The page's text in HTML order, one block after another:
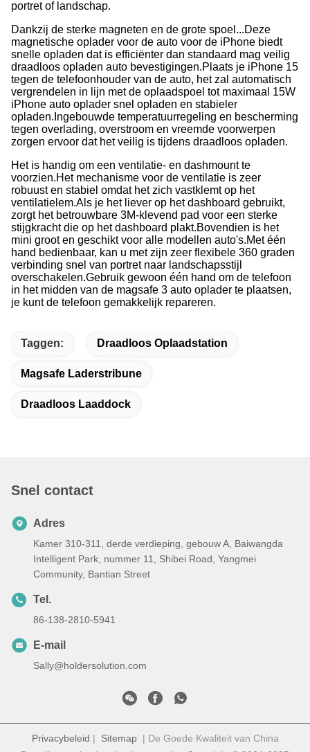
portret of landschap.
Dankzij de sterke magneten en de grote spoel...Deze
magnetische oplader voor de auto voor de iPhone biedt
snelle opladen dat is efficiënter dan standaard mag veilig
draadloos opladen auto bevestigingen.Plaats je iPhone 15
tegen de telefoonhouder van de auto, het zal automatisch
vergrendelen in lijn met de oplaadspoel tot maximaal 15W
iPhone auto oplader snel opladen en stabieler
opladen. Ingebouwde temperatuurregeling en bescherming
tegen overlading, overstroom en vreemde voorwerpen
zorgen ervoor dat het veilig is tijdens draadloos opladen.
Het is handig om een ventilatie- en dashmount te
voorzien.Het mechanisme voor de ventilatie is zeer
robuust en stabiel omdat het zich vastklemt op het
ventilatielem.Als je het liever op het dashboard gebruikt,
zorgt het betrouwbare 3M-klevend pad voor een sterke
stijgkracht die op het dashboard plakt.Bovendien is het
mini groot en geschikt voor alle modellen auto's.Met één
hand bedienbaar, kan u met zijn zeer flexibele 360 graden
verbinding snel van portret naar landschapsstijl
overschakelen.Gebruik gewoon één hand om de telefoon
in het midden van de magsafe 3 auto oplader te plaatsen,
je kunt de telefoon gemakkelijk repareren.
Taggen: Draadloos Oplaadstation
Magsafe Laderstribune
Draadloos Laaddock
Snel contact
Adres
Kamer 310-311, derde verdieping, gebouw A, Baiwangda
Intelligent Park, nummer 11, Shibei Road, Yangmei
Community, Bantian Street
Tel.
86-138-2810-5941
E-mail
Sally@holdersolution.com
Privacybeleid | Sitemap| De Goede Kwaliteit van China